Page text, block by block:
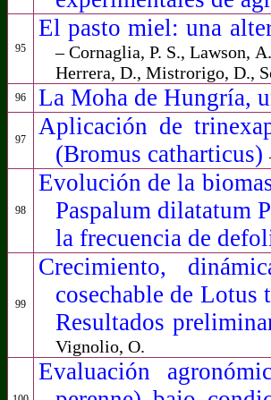
95
El pasto miel: una
– Cornaglia, P. S., Lawson,
Herrera, D., Mistrorigo, D.,
96 La Moha de Hungría,
97
Aplicación de
(Bromus catharticus)
98
Evolución de la
Paspalum dilatatum
la frecuencia de
99
Crecimiento,
cosechable de Lotus
Resultados
Vignolio, O.
Evaluación